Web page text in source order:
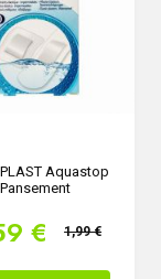
Aquastop
Pansement
€ 1,99 €